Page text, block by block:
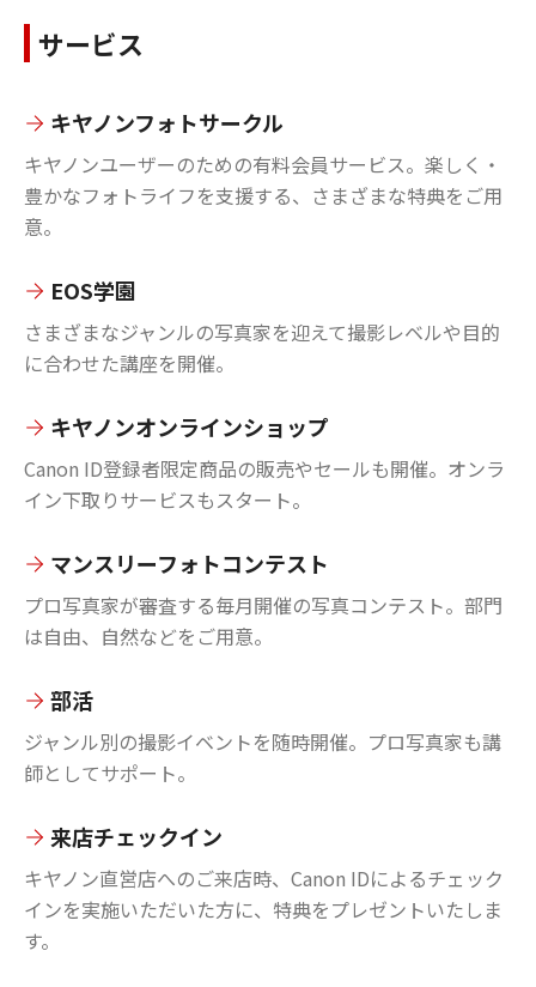
サービス
キヤノンフォトサークル
キヤノンユーザーのための有料会員サービス。楽しく・
豊かなフォトライフを支援する、さまざまな特典をご用
意。
EOS学園
さまざまなジャンルの写真家を迎えて撮影レベルや目的
に合わせた講座を開催。
キヤノンオンラインショップ
Canon ID登録者限定商品の販売やセールも開催。オンラ
イン下取りサービスもスタート。
マンスリーフォトコンテスト
プロ写真家が審査する毎月開催の写真コンテスト。部門
は自由、自然などをご用意。
部活
ジャンル別の撮影イベントを随時開催。プロ写真家も講
師としてサポート。
来店チェックイン
キヤノン直営店へのご来店時、Canon IDによるチェック
インを実施いただいた方に、特典をプレゼントいたしま
す。